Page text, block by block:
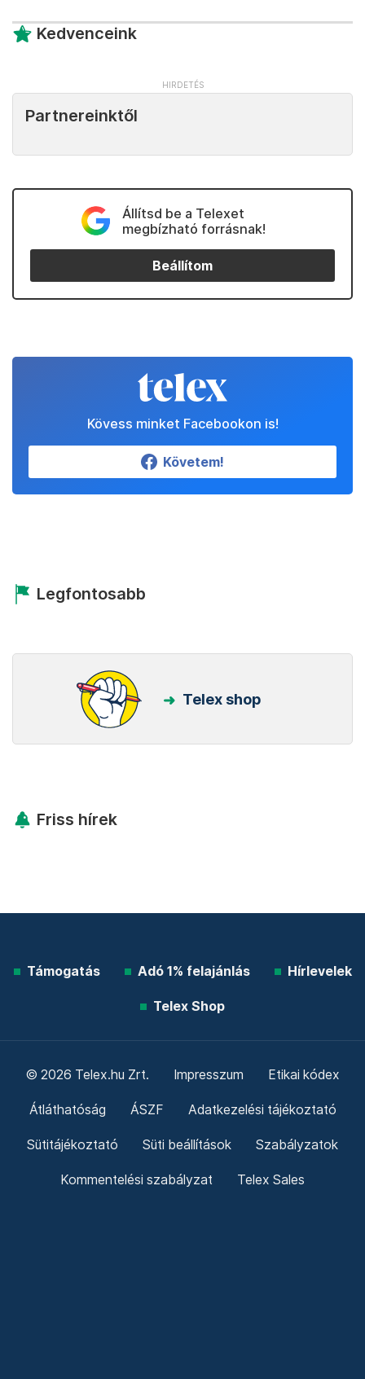
Kedvenceink
Partnereinktől
Állítsd be a Telexet
megbízható forrásnak!
Beállítom
Kövess minket Facebookon is!
Követem!
Legfontosabb
Telex shop
Friss hírek
Támogatás Adó 1% felajánlás Hírlevelek
Telex Shop
© 2026 Telex.hu Zrt. Impresszum Etikai kódex
Átláthatóság ÁSZF Adatkezelési tájékoztató
Sütitájékoztató Süti beállítások Szabályzatok
Kommentelési szabályzat Telex Sales